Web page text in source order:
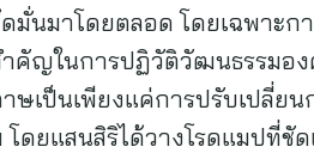
มั่นมาโดยตลอด โดยเฉพาะ
คัญในการปฏิวัติวัฒนธรรมอง
าษเป็นเพียงแค่การปรับเปลี่
ดยแสนสิริได้วางโรดแมปที่ชั